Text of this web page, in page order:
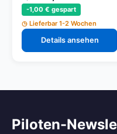
Schraube 6 x 6 mm Tbei
DIN 7380 und Kupfer
Scheibe
-1,00 € gespart
Lieferbar 1-2 Wochen
Details ansehen
Piloten-